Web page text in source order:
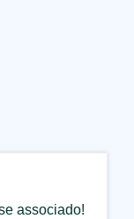
associado!